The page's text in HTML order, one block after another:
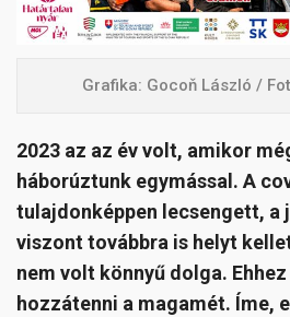
Grafika: Gocoň László /
2023 az az év volt, amikor
háborúztunk egymással. A
tulajdonképpen lecsengett, a
viszont továbbra is helyt
nem volt könnyű dolga.
hozzátenni a magamét. Íme,